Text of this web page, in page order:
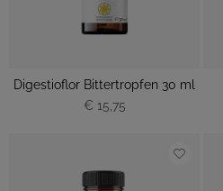
Digestioflor Bittertropfen 30 ml
€ 15,75